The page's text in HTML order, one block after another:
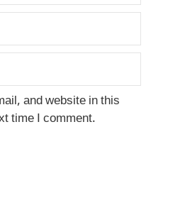
and website in this
time I comment.